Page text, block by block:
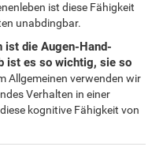
ist diese Fähigkeit
unabdingbar.
ist die Augen-Hand-
ist es so wichtig, sie so
Allgemeinen verwenden wir
Verhalten in einer
kognitive Fähigkeit von